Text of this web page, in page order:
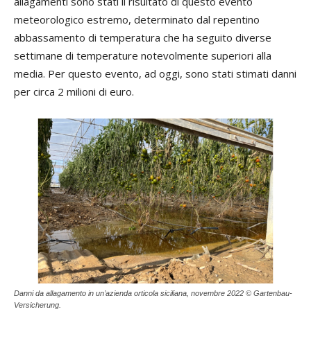
meteorologico estremo, determinato dal repentino
abbassamento di temperatura che ha seguito diverse
settimane di temperature notevolmente superiori alla
media. Per questo evento, ad oggi, sono stati stimati danni
per circa 2 milioni di euro.
Danni da allagamento in un’azienda orticola siciliana, novembre 2022 © Gartenbau-
Versicherung.